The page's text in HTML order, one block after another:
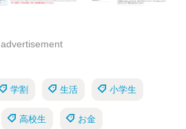
advertisement
学割 生活 小学生
高校生 お金